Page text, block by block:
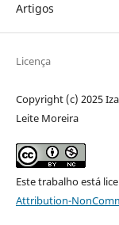
Artigos
Licença
Copyright (c) 2025
Leite Moreira
Este trabalho está
Attribution-